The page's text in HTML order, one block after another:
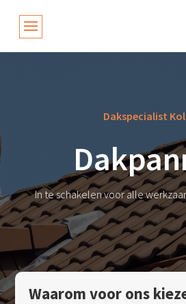
Dakspecialist
In te schakelen voor alle
Waarom voor ons